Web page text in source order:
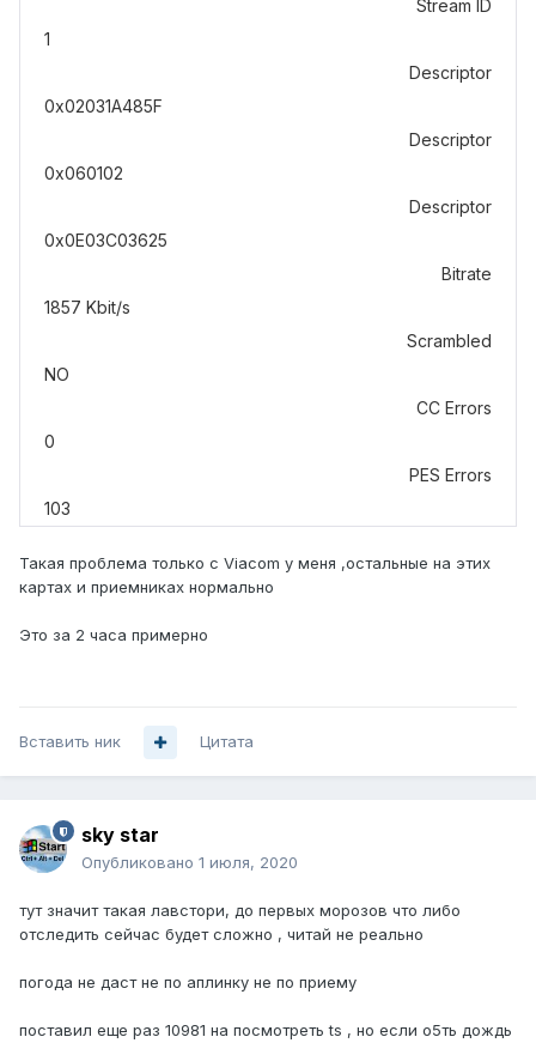
Stream ID
1
Descriptor
0x02031A485F
Descriptor
0x060102
Descriptor
0x0E03C03625
Bitrate
1857 Kbit/s
Scrambled
NO
CC Errors
0
PES Errors
103
Такая проблема только с Viacom у меня ,остальные на этих
картах и приемниках нормально
Это за 2 часа примерно
Вставить ник Цитата
sky star
Опубликовано 1 июля, 2020
тут значит такая лавстори, до первых морозов что либо
отследить сейчас будет сложно , читай не реально
погода не даст не по аплинку не по приему
поставил еще раз 10981 на посмотреть ts , но если о5ть дождь